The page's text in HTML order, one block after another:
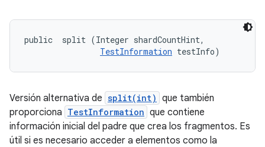
public
split (Integer shardCountHint,
TestInformation testInfo)
Versión alternativa de split(int) que también
proporciona TestInformation que contiene
información inicial del padre que crea los fragmentos. Es
útil si es necesario acceder a elementos como la